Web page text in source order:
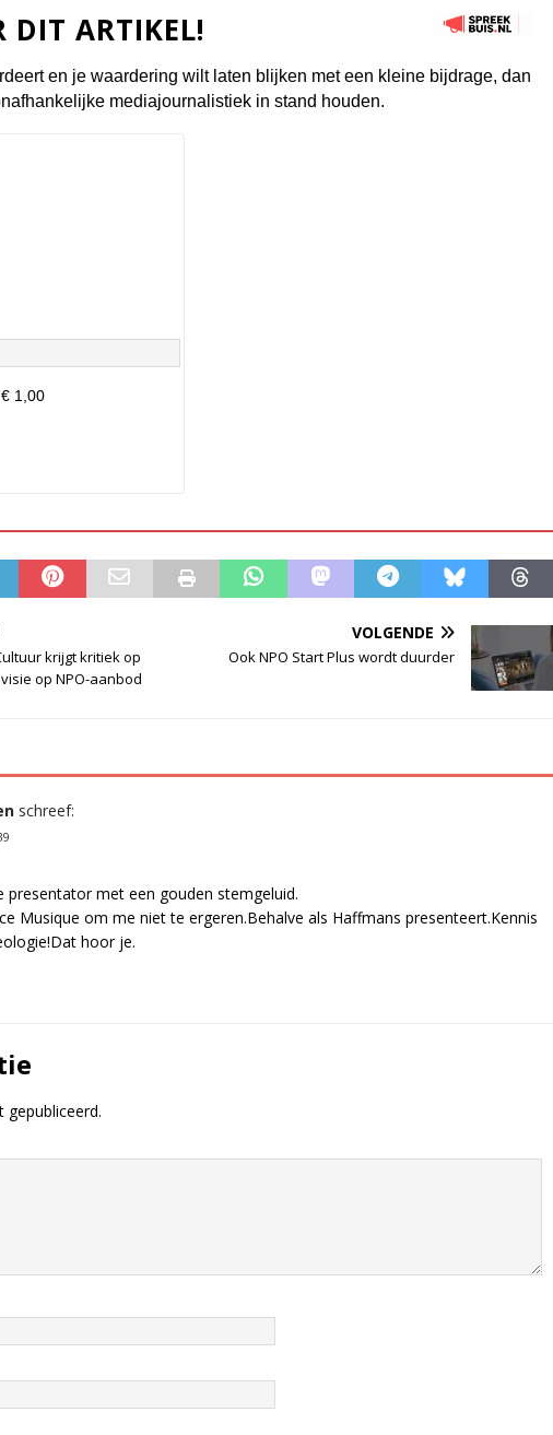
DIT ARTIKEL!
en je waardering wilt laten blijken met een kleine bijdrage, dan
mediajournalistiek in stand houden.
€ 1,00
krijgt kritiek op
op NPO-aanbod
VOLGENDE
Ook NPO Start Plus wordt duurder
schreef:
presentator met een gouden stemgeluid.
Musique om me niet te ergeren.Behalve als Haffmans presenteert.Kennis
hoor je.